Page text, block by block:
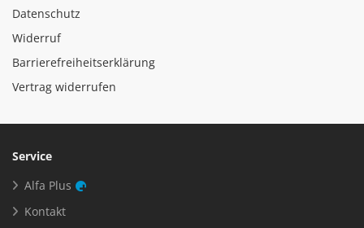
Datenschutz
Widerruf
Barrierefreiheitserklärung
Vertrag widerrufen
Service
Alfa Plus
Kontakt